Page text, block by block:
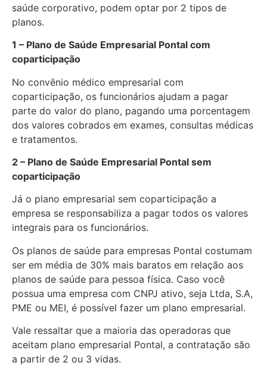
saúde corporativo, podem optar por 2 tipos de
planos.
1 – Plano de Saúde Empresarial Pontal com
coparticipação
No convênio médico empresarial com
coparticipação, os funcionários ajudam a pagar
parte do valor do plano, pagando uma porcentagem
dos valores cobrados em exames, consultas médicas
e tratamentos.
2 – Plano de Saúde Empresarial Pontal sem
coparticipação
Já o plano empresarial sem coparticipação a
empresa se responsabiliza a pagar todos os valores
integrais para os funcionários.
Os planos de saúde para empresas Pontal costumam
ser em média de 30% mais baratos em relação aos
planos de saúde para pessoa física. Caso você
possua uma empresa com CNPJ ativo, seja Ltda, S.A,
PME ou MEI, é possível fazer um plano empresarial.
Vale ressaltar que a maioria das operadoras que
aceitam plano empresarial Pontal, a contratação são
a partir de 2 ou 3 vidas.